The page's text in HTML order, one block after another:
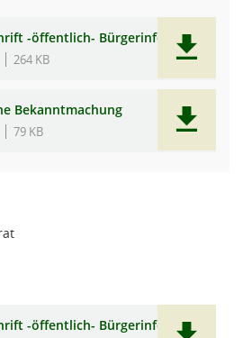
-öffentlich- Bürgerinfo
264 KB
Bekanntmachung
79 KB
-öffentlich- Bürgerinfo